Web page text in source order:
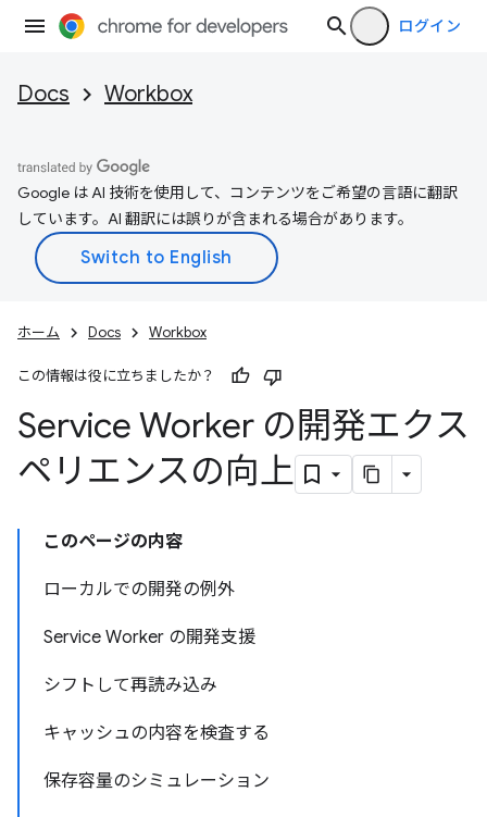
ログイン
Docs Workbox
Google は AI 技術を使用して、コンテンツをご希望の言語に翻訳
しています。AI 翻訳には誤りが含まれる場合があります。
ホーム Docs Workbox
この情報は役に立ちましたか？
Service Worker の開発エクス
ペリエンスの向上
このページの内容
ローカルでの開発の例外
Service Worker の開発支援
シフトして再読み込み
キャッシュの内容を検査する
保存容量のシミュレーション